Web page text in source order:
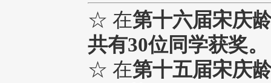
☆ 在第十六届宋庆
共有30位同学获奖。
☆ 在第十五届宋庆